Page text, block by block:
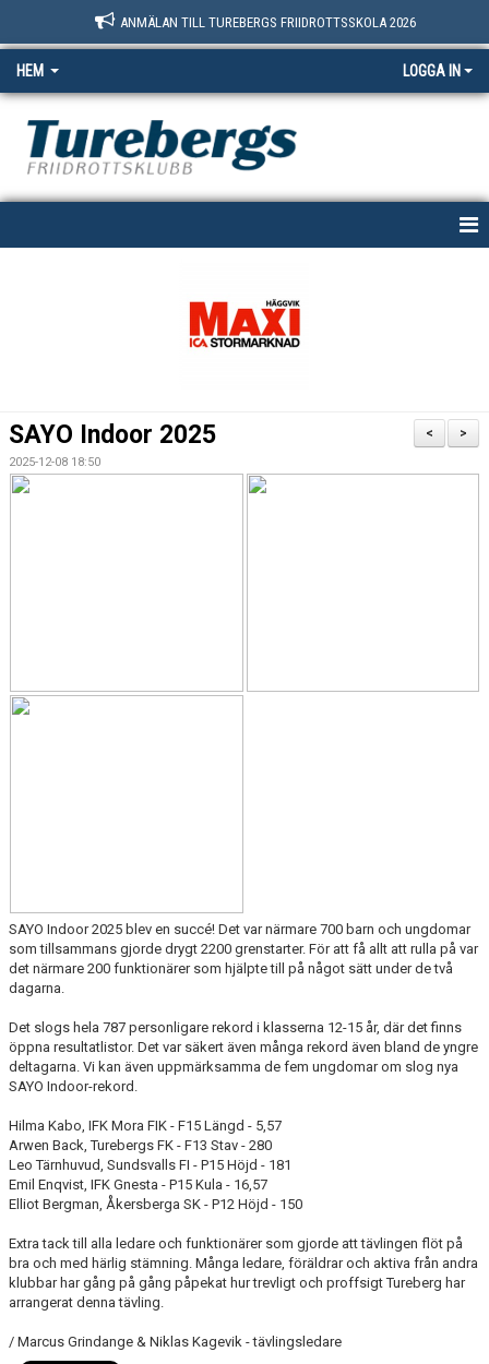
ANMÄLAN TILL TUREBERGS FRIIDROTTSSKOLA 2026
HEM LOGGA IN
MEDLEM
KONTAKT
>
<
SAYO Indoor 2025
2025-12-08 18:50
SAYO Indoor 2025 blev en succé! Det var närmare 700 barn och ungdomar
som tillsammans gjorde drygt 2200 grenstarter. För att få allt att rulla på var
det närmare 200 funktionärer som hjälpte till på något sätt under de två
dagarna.
Det slogs hela 787 personligare rekord i klasserna 12-15 år, där det finns
öppna resultatlistor. Det var säkert även många rekord även bland de yngre
deltagarna. Vi kan även uppmärksamma de fem ungdomar om slog nya
SAYO Indoor-rekord.
Hilma Kabo, IFK Mora FIK - F15 Längd - 5,57
Arwen Back, Turebergs FK - F13 Stav - 280
Leo Tärnhuvud, Sundsvalls FI - P15 Höjd - 181
Emil Enqvist, IFK Gnesta - P15 Kula - 16,57
Elliot Bergman, Åkersberga SK - P12 Höjd - 150
Extra tack till alla ledare och funktionärer som gjorde att tävlingen flöt på
bra och med härlig stämning. Många ledare, föräldrar och aktiva från andra
klubbar har gång på gång påpekat hur trevligt och proffsigt Tureberg har
arrangerat denna tävling.
/ Marcus Grindange & Niklas Kagevik - tävlingsledare